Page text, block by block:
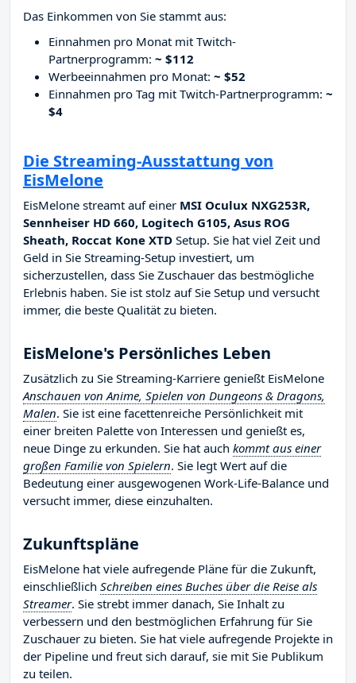
Das Einkommen von Sie stammt aus:
Einnahmen pro Monat mit Twitch-
Partnerprogramm: ~ $112
Werbeeinnahmen pro Monat: ~ $52
Einnahmen pro Tag mit Twitch-Partnerprogramm: ~
$4
Die Streaming-Ausstattung von
EisMelone
EisMelone streamt auf einer MSI Oculux NXG253R,
Sennheiser HD 660, Logitech G105, Asus ROG
Sheath, Roccat Kone XTD Setup. Sie hat viel Zeit und
Geld in Sie Streaming-Setup investiert, um
sicherzustellen, dass Sie Zuschauer das bestmögliche
Erlebnis haben. Sie ist stolz auf Sie Setup und versucht
immer, die beste Qualität zu bieten.
EisMelone's Persönliches Leben
Zusätzlich zu Sie Streaming-Karriere genießt EisMelone
Anschauen von Anime, Spielen von Dungeons & Dragons,
Malen. Sie ist eine facettenreiche Persönlichkeit mit
einer breiten Palette von Interessen und genießt es,
neue Dinge zu erkunden. Sie hat auch kommt aus einer
großen Familie von Spielern. Sie legt Wert auf die
Bedeutung einer ausgewogenen Work-Life-Balance und
versucht immer, diese einzuhalten.
Zukunftspläne
EisMelone hat viele aufregende Pläne für die Zukunft,
einschließlich Schreiben eines Buches über die Reise als
Streamer. Sie strebt immer danach, Sie Inhalt zu
verbessern und den bestmöglichen Erfahrung für Sie
Zuschauer zu bieten. Sie hat viele aufregende Projekte in
der Pipeline und freut sich darauf, sie mit Sie Publikum
zu teilen.